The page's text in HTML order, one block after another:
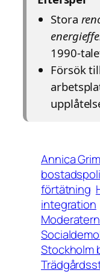
Stora
1990-
Försök
Annica
förtätning
integration
Stockholm